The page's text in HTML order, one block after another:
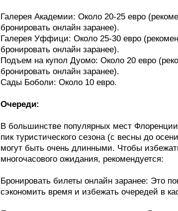
Галерея Академии: Около 20-25 евро
бронировать онлайн заранее).
Галерея Уффици: Около 25-30 евро
бронировать онлайн заранее).
Подъем на купол Дуомо: Около 20 евро
бронировать онлайн заранее).
Сады Боболи: Около 10 евро.
Очереди:
В большинстве популярных мест
пик туристического сезона (с весны до
могут быть очень длинными. Чтобы
многочасового ожидания, рекомендуется:
Бронировать билеты онлайн заранее: Это
сэкономить время и избежать очередей в